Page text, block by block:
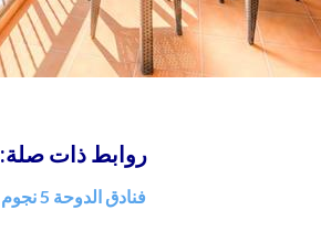
روابط ذات صلة:
فنادق الدوحة 5 نجوم